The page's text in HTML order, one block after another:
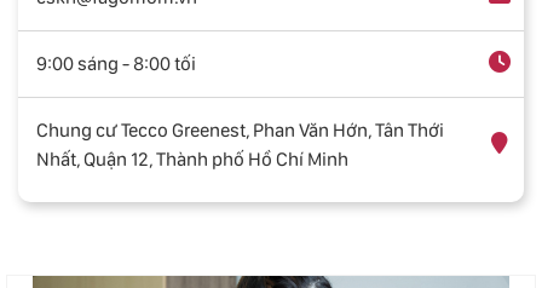
9:00 sáng - 8:00 tối
Chung cư Tecco Greenest, Phan Văn Hớn, Tân Thới
Nhất, Quận 12, Thành phố Hồ Chí Minh